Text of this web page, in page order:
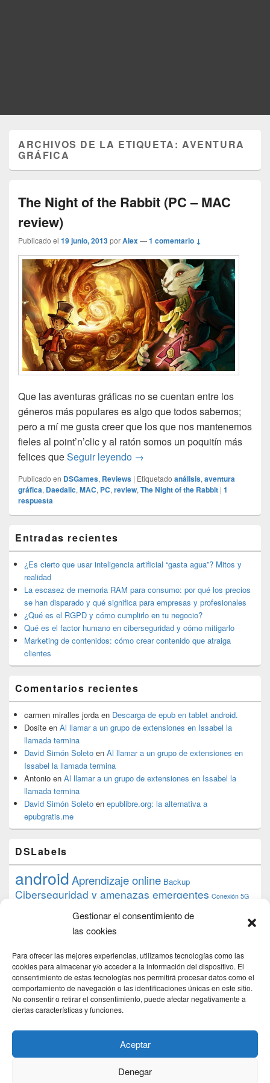
Gestionar el consentimiento de
las cookies
Para ofrecer las mejores experiencias, utilizamos tecnologías como las
cookies para almacenar y/o acceder a la información del dispositivo. El
consentimiento de estas tecnologías nos permitirá procesar datos como el
comportamiento de navegación o las identificaciones únicas en este sitio.
No consentir o retirar el consentimiento, puede afectar negativamente a
ciertas características y funciones.
Aceptar
Denegar
ARCHIVOS DE LA ETIQUETA:AVENTURA
GRÁFICA
The Night of the Rabbit (PC – MAC
review)
Publicado el 19 junio, 2013porAlex—1 comentario ↓
Que las aventuras gráficas no se cuentan entre los
géneros más populares es algo que todos sabemos;
pero a mí me gusta creer que los que nos mantenemos
fieles al point’n’clic y al ratón somos un poquitín más
felices queSeguir leyendo The Night of the Rabbit (PC –
→
Publicado en DSGames, Reviews | Etiquetado análisis, aventura
gráfica, Daedalic, MAC, PC, review, The Night of the Rabbit | 1
respuesta
área
de
widget
barra
lateral
primaria
Entradas recientes
¿Es cierto que usar inteligencia artificial “gasta agua”? Mitos y
realidad
La escasez de memoria RAM para consumo: por qué los precios
se han disparado y qué significa para empresas y profesionales
¿Qué es el RGPD y cómo cumplirlo en tu negocio?
Qué es el factor humano en ciberseguridad y cómo mitigarlo
Marketing de contenidos: cómo crear contenido que atraiga
clientes
Comentarios recientes
carmen miralles jorda en Descarga de epub en tablet android.
Dosite en Al llamar a un grupo de extensiones en Issabel la
llamada termina
David Simón Soleto en Al llamar a un grupo de extensiones en
Issabel la llamada termina
Antonio en Al llamar a un grupo de extensiones en Issabel la
llamada termina
David Simón Soleto en epublibre.org: la alternativa a
epubgratis.me
DSLabels
androidAprendizaje online Backup
Ciberseguridad y amenazas emergentes Conexión 5G
datos debian desarrollo web
Formación Google
iphone
proyecto PS4 python Raspberryraspberrypi
raspbian review Servidor Web Sostenibilidad
tecnológicaTecnología torrent
transmissiontutorial ubuntu server Windows